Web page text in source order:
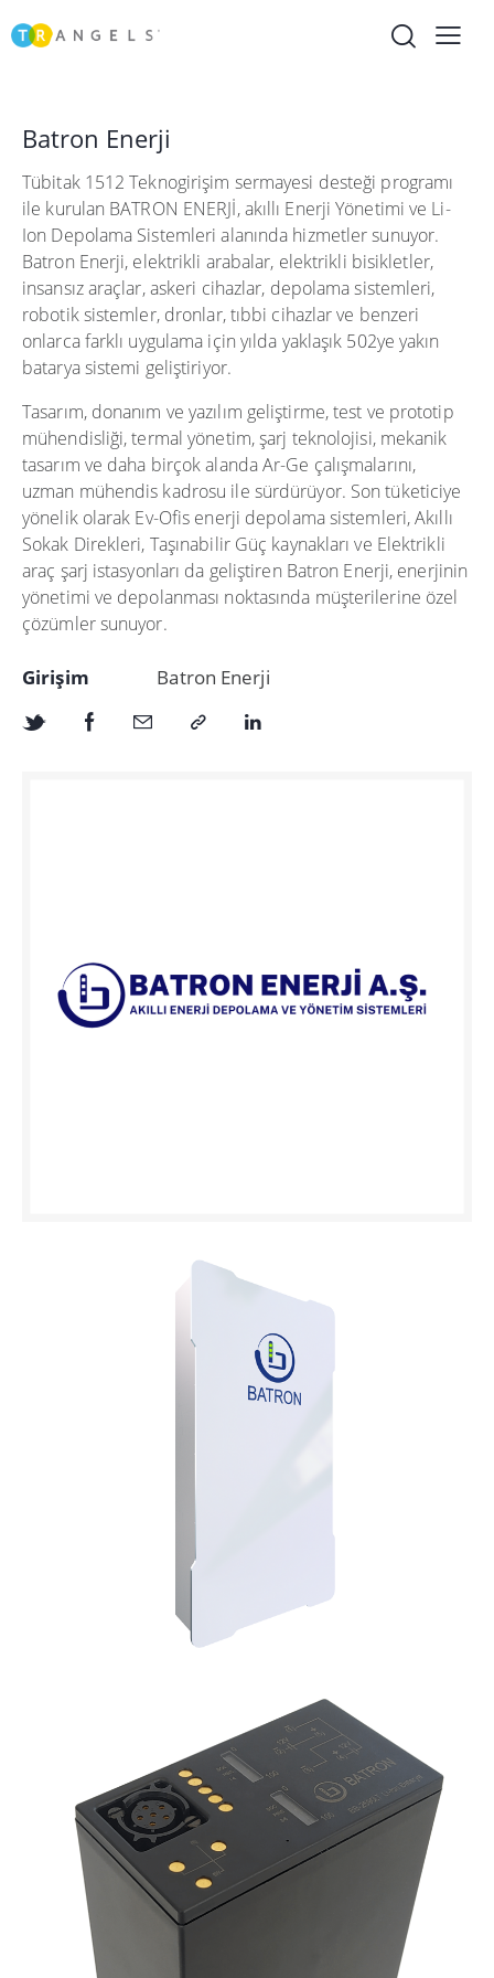
Batron Enerji
Tübitak 1512 Teknogirişim sermayesi desteği programı
ile kurulan BATRON ENERJİ, akıllı Enerji Yönetimi ve Li-
Ion Depolama Sistemleri alanında hizmetler sunuyor.
Batron Enerji, elektrikli arabalar, elektrikli bisikletler,
insansız araçlar, askeri cihazlar, depolama sistemleri,
robotik sistemler, dronlar, tıbbi cihazlar ve benzeri
onlarca farklı uygulama için yılda yaklaşık 502ye yakın
batarya sistemi geliştiriyor.
Tasarım, donanım ve yazılım geliştirme, test ve prototip
mühendisliği, termal yönetim, şarj teknolojisi, mekanik
tasarım ve daha birçok alanda Ar-Ge çalışmalarını,
uzman mühendis kadrosu ile sürdürüyor. Son tüketiciye
yönelik olarak Ev-Ofis enerji depolama sistemleri, Akıllı
Sokak Direkleri, Taşınabilir Güç kaynakları ve Elektrikli
araç şarj istasyonları da geliştiren Batron Enerji, enerjinin
yönetimi ve depolanması noktasında müşterilerine özel
çözümler sunuyor.
Girişim Batron Enerji